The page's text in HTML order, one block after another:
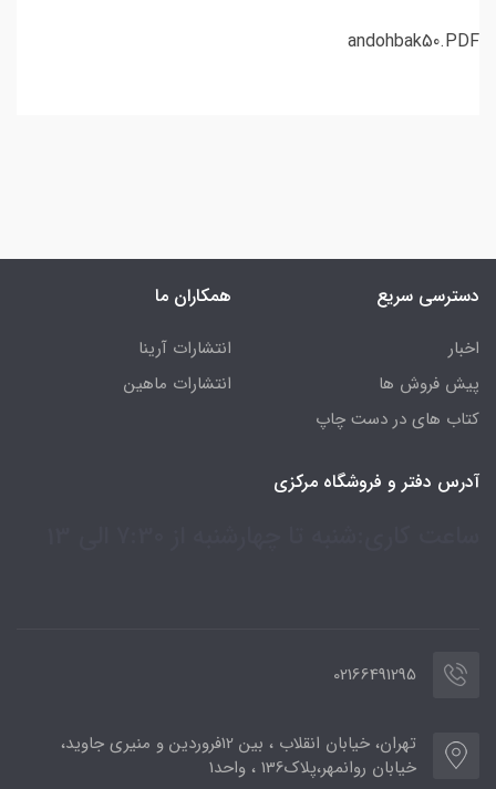
andohbak50.PDF
دسترسی سریع
اخبار
پیش فروش ها
کتاب های در دست چاپ
همکاران ما
انتشارات آرینا
انتشارات ماهین
آدرس دفتر و فروشگاه مرکزی
02166491295
تهران، خیابان انقلاب ، بین 12فروردین و منیری جاوید،
خیابان روانمهر،پلاک136 ، واحد1